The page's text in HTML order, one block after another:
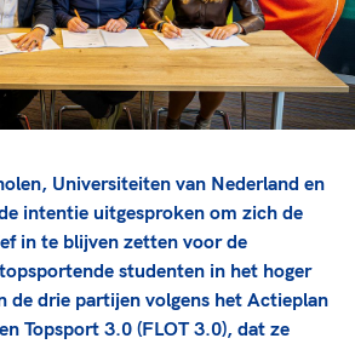
kader
Regelgeving
Centre
LA28
Istanbul 2027
waarde topsport
Universiteiten van Nederland en
intentie uitgesproken om zich de
in te blijven zetten voor de
studenten in het hoger
de drie partijen volgens het Actieplan
Topsport 3.0 (FLOT 3.0), dat ze